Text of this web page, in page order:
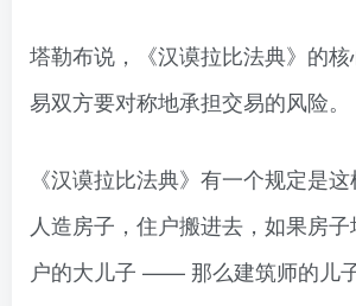
塔勒布说，《汉谟拉比法典》的
易双方要对称地承担交易的风险。
《汉谟拉比法典》有一个规定是
人造房子，住户搬进去，如果房
户的大儿子 —— 那么建筑师的儿子